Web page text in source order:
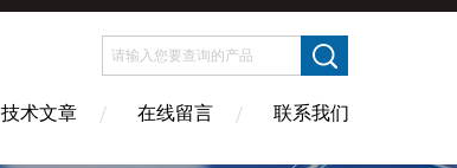
技术文章 在线留言 联系我们